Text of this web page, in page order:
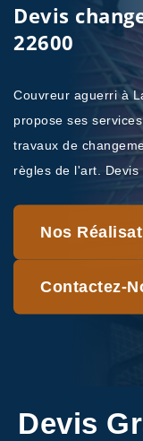
Devis
22600
Couvreur aguerri à
propose ses
travaux de
règles de l'art. Devis
Nos
Contactez-
Devis